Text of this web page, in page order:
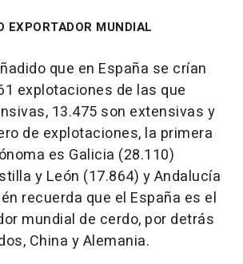
EXPORTADOR MUNDIAL
que en España se crían
explotaciones de las que
13.475 son extensivas y
de explotaciones, la primera
es Galicia (28.110)
y León (17.864) y Andalucía
recuerda que el España es el
mundial de cerdo, por detrás
China y Alemania.